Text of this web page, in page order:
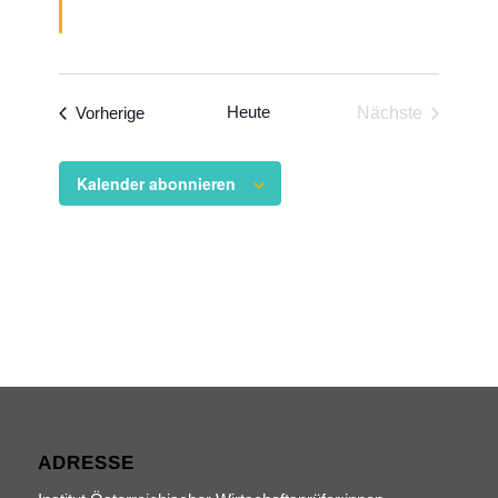
VorherigeVeranstaltungen
Heute
Nächste
Kalender abonnieren
ADRESSE